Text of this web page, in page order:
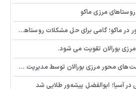
مرزی ماکو
گامی برای حل مشکلات روستاها و مناطق کم‌برخوردار
بورالان تقویت می شود.
توسط مدیریت امور شهری و روستایی سازمان منطقه آزاد ماکو
در آسیا؛ ابوالفضل پیشه‌ور طلایی شد